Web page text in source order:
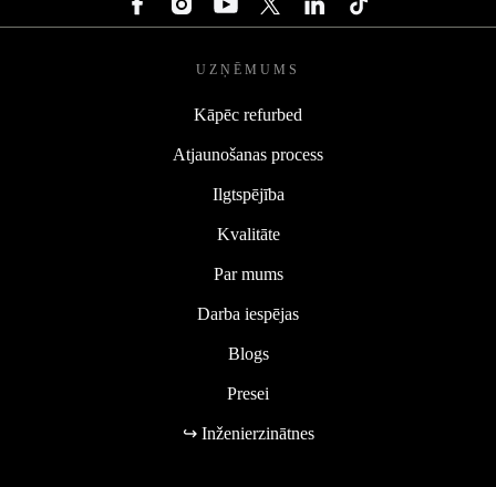
UZŅĒMUMS
Kāpēc refurbed
Atjaunošanas process
Ilgtspējība
Kvalitāte
Par mums
Darba iespējas
Blogs
Presei
↪ Inženierzinātnes